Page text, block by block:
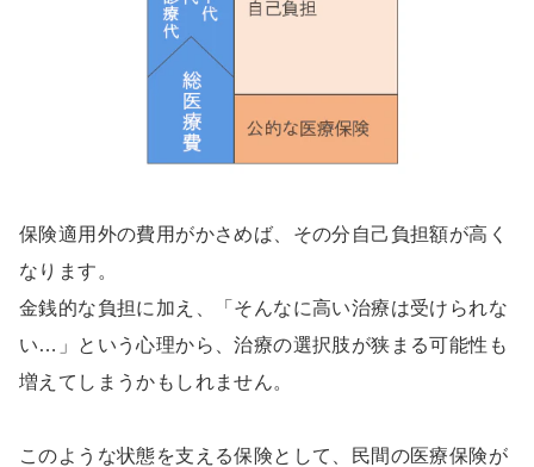
保険適用外の費用がかさめば、その分自己負担額が高く
なります。
金銭的な負担に加え、「そんなに高い治療は受けられな
い…」という心理から、治療の選択肢が狭まる可能性も
増えてしまうかもしれません。
このような状態を支える保険として、民間の医療保険が